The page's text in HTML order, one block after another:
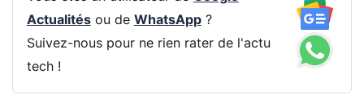
Actualitésou de WhatsApp?
Suivez-nous pour ne rien rater de l'actu
tech !